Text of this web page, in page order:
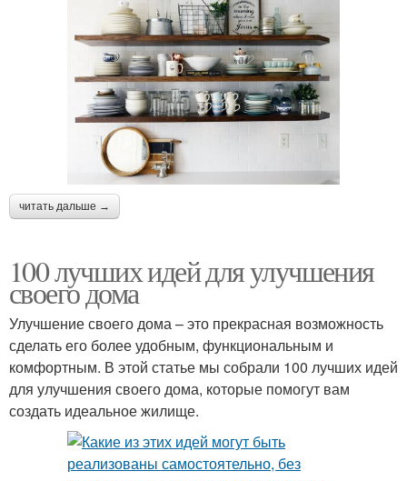
читать дальше →
100 лучших идей для улучшения
своего дома
Улучшение своего дома – это прекрасная возможность
сделать его более удобным, функциональным и
комфортным. В этой статье мы собрали 100 лучших идей
для улучшения своего дома, которые помогут вам
создать идеальное жилище.